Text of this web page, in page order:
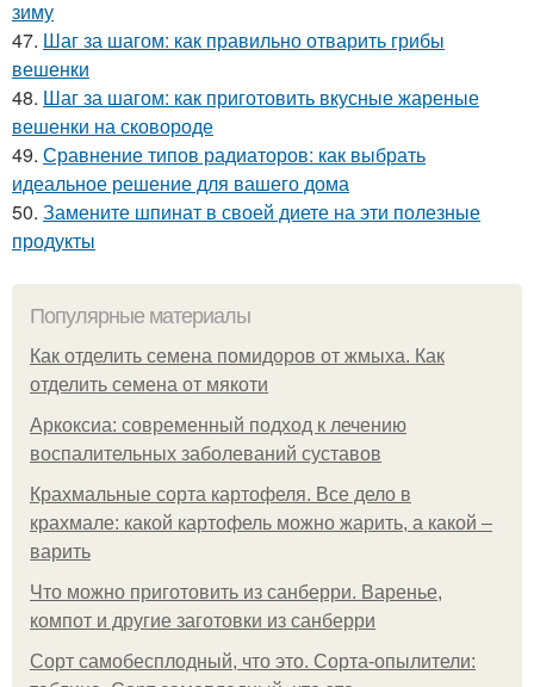
зиму
47. Шаг за шагом: как правильно отварить грибы
вешенки
48. Шаг за шагом: как приготовить вкусные жареные
вешенки на сковороде
49. Сравнение типов радиаторов: как выбрать
идеальное решение для вашего дома
50. Замените шпинат в своей диете на эти полезные
продукты
Популярные материалы
Как отделить семена помидоров от жмыха. Как
отделить семена от мякоти
Аркоксиа: современный подход к лечению
воспалительных заболеваний суставов
Крахмальные сорта картофеля. Все дело в
крахмале: какой картофель можно жарить, а какой –
варить
Что можно приготовить из санберри. Варенье,
компот и другие заготовки из санберри
Сорт самобесплодный, что это. Сорта-опылители: